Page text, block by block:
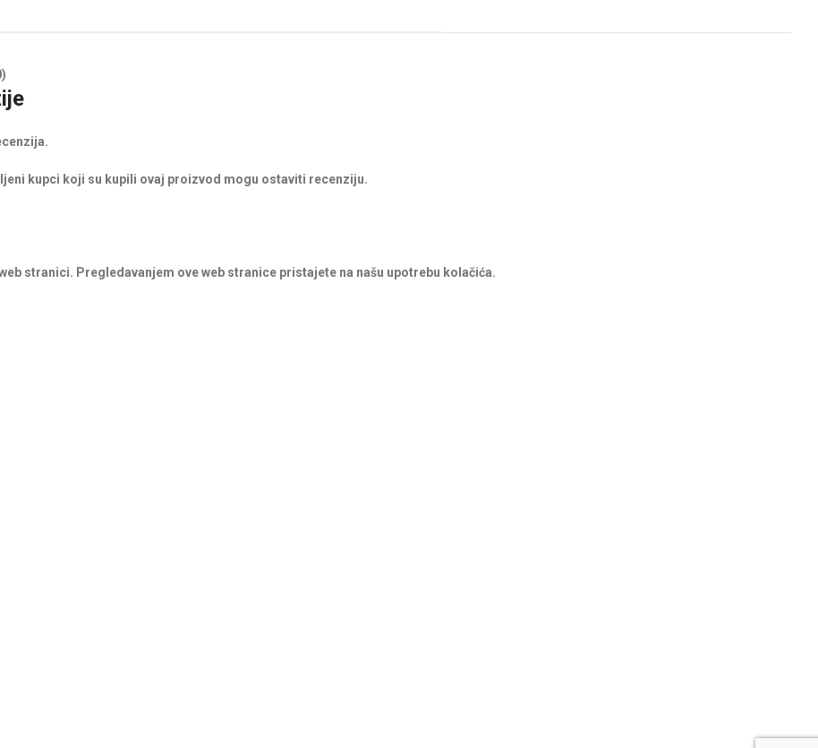
kupci koji su kupili ovaj proizvod mogu ostaviti recenziju.
stranici. Pregledavanjem ove web stranice pristajete na našu upotrebu kolačića.